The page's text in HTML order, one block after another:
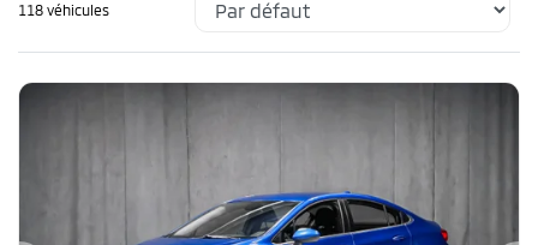
118 véhicules